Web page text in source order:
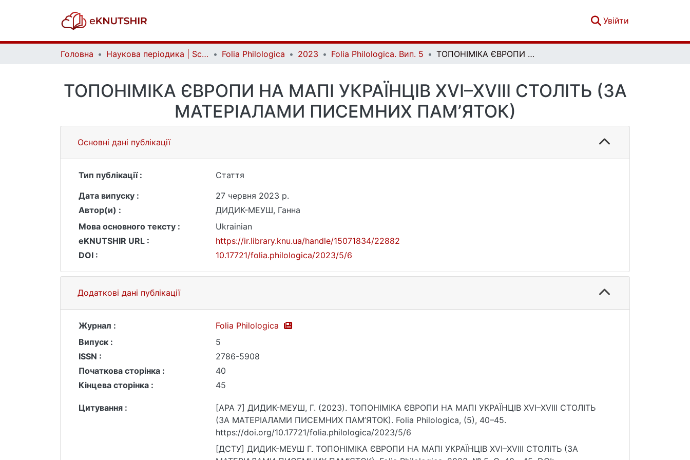
Увійти
Головна Наукова періодика | Scientific periodicals Folia Philologica 2023 Folia Philologica. Вип. 5 ТОПОНІМІКА ЄВРОПИ НА МАПІ УКРАЇНЦІВ XVI–XVIII СТОЛІТЬ (ЗА МАТЕРІАЛАМИ ПИСЕМНИХ ПАМ’ЯТОК)
ТОПОНІМІКА ЄВРОПИ НА МАПІ УКРАЇНЦІВ XVI–XVIII СТОЛІТЬ (ЗА
МАТЕРІАЛАМИ ПИСЕМНИХ ПАМ’ЯТОК)
Основні дані публікації
Тип публікації :
Стаття
Дата випуску :
27 червня 2023 р.
Автор(и) :
ДИДИК-МЕУШ, Ганна
Мова основного тексту :
Ukrainian
eKNUTSHIR URL :
https://ir.library.knu.ua/handle/15071834/22882
DOI :
10.17721/folia.philologica/2023/5/6
Додаткові дані публікації
Журнал :
Folia Philologica
Випуск :
5
ISSN :
2786-5908
Початкова сторінка :
40
Кінцева сторінка :
45
Цитування :
[APA 7] ДИДИК-МЕУШ, Г. (2023). ТОПОНІМІКА ЄВРОПИ НА МАПІ УКРАЇНЦІВ XVI–XVIII СТОЛІТЬ
(ЗА МАТЕРІАЛАМИ ПИСЕМНИХ ПАМ’ЯТОК). Folia Philologica, (5), 40–45.
https://doi.org/10.17721/folia.philologica/2023/5/6
[ДСТУ] ДИДИК-МЕУШ Г. ТОПОНІМІКА ЄВРОПИ НА МАПІ УКРАЇНЦІВ XVI–XVIII СТОЛІТЬ (ЗА